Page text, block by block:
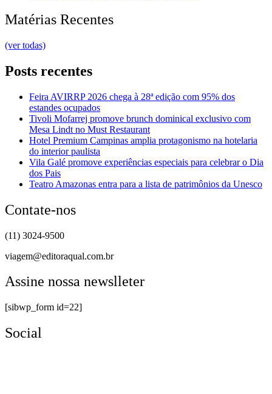
Matérias Recentes
(ver todas)
Posts recentes
Feira AVIRRP 2026 chega à 28ª edição com 95% dos
estandes ocupados
Tivoli Mofarrej promove brunch dominical exclusivo com
Mesa Lindt no Must Restaurant
Hotel Premium Campinas amplia protagonismo na hotelaria
do interior paulista
Vila Galé promove experiências especiais para celebrar o Dia
dos Pais
Teatro Amazonas entra para a lista de patrimônios da Unesco
Contate-nos
(11) 3024-9500
viagem@editoraqual.com.br
Assine nossa newslleter
[sibwp_form id=22]
Social